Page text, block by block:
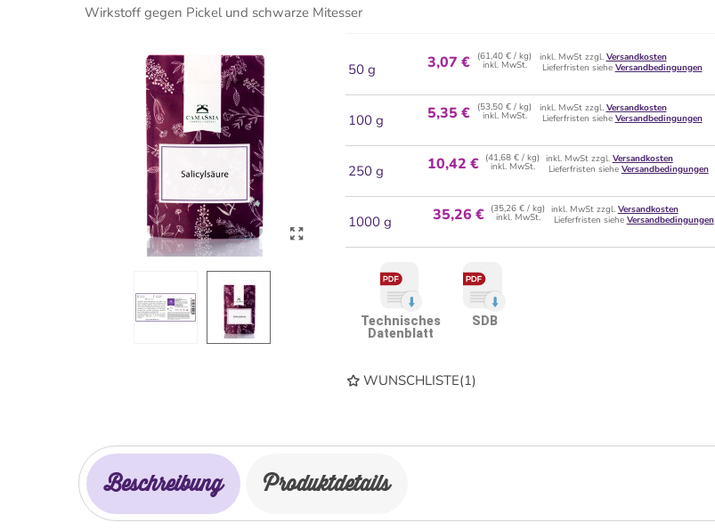
Wirkstoff gegen Pickel und schwarze Mitesser
50 g 3,07 € (61,40 € / kg)
inkl. MwSt.
inkl. MwSt zzgl. Versandkosten
Lieferfristen siehe Versandbedingungen
100 g 5,35 € (53,50 € / kg)
inkl. MwSt.
inkl. MwSt zzgl. Versandkosten
Lieferfristen siehe Versandbedingungen
250 g 10,42 € (41,68 € / kg)
inkl. MwSt.
inkl. MwSt zzgl. Versandkosten
Lieferfristen siehe Versandbedingungen
1000 g 35,26 € (35,26 € / kg)
inkl. MwSt.
inkl. MwSt zzgl. Versandkosten
Lieferfristen siehe Versandbedingungen
Technisches
Datenblatt
SDB
WUNSCHLISTE(1)
Beschreibung Produktdetails